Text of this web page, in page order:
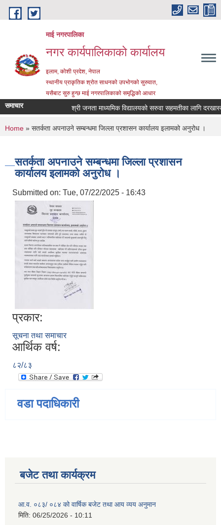
Skip to main content
माई नगरपालिका
नगर कार्यपालिकाको कार्यालय
इलाम, कोशी प्रदेश, नेपाल
स्थानीय प्राकृतिक श्रोत साधनको उपभोगको सुरुवात,
यसैबाट सुरु हुन्छ माई नगरपालिकाको समृद्धिको आधार
समाचार श्री जनता माध्यमिक विद्यालयको सरुवा सहमतीका लागि दरखास्त
You are here
Home » सतर्कता अपनाउने सम्बन्धमा जिल्ला प्रशासन कार्यालय इलामको अनुरोध ।
सतर्कता अपनाउने सम्बन्धमा जिल्ला प्रशासन
कार्यालय इलामको अनुरोध ।
Submitted on: Tue, 07/22/2025 - 16:43
प्रकार:
सूचना तथा समाचार
आर्थिक वर्ष:
८२/८३
वडा पदाधिकारी
बजेट तथा कार्यक्रम
आ.व. ०८३/ ०८४ को वार्षिक बजेट तथा आय व्यय अनुमान
मिति: 06/25/2026 - 10:11